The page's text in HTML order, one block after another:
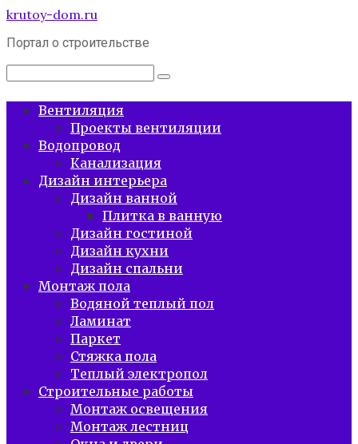
Перейти
контенту
krutoy-dom.ru
Портал о строительстве
Поиск:
Вентиляция
Проекты вентиляции
Водопровод
Канализация
Дизайн интерьера
Дизайн ванной
Плитка в ванную
Дизайн гостиной
Дизайн кухни
Дизайн спальни
Монтаж пола
Водяной теплый пол
Ламинат
Паркет
Стяжка пола
Теплый электропол
Строительные работы
Монтаж освещения
Монтаж лестниц